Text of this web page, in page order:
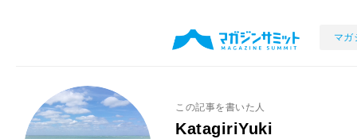
マガ
この記事を書いた人
KatagiriYuki